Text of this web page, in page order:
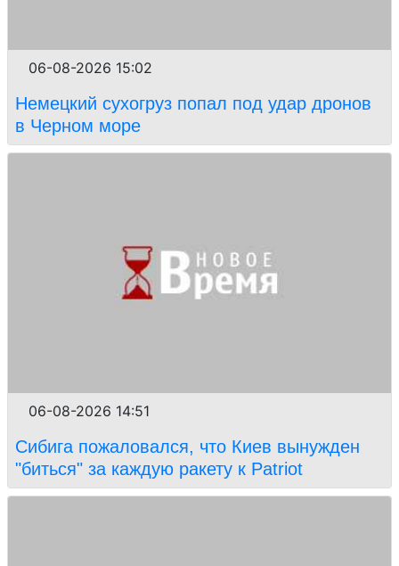
06-08-2026 15:02
Немецкий сухогруз попал под удар дронов
в Черном море
06-08-2026 14:51
Сибига пожаловался, что Киев вынужден
"биться" за каждую ракету к Patriot